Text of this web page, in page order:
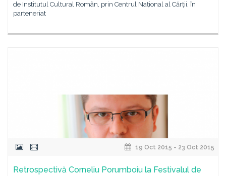
de Institutul Cultural Român, prin Centrul Național al Cărții, în
parteneriat
19 Oct 2015 - 23 Oct 2015
Retrospectivă Corneliu Porumboiu la Festivalul de